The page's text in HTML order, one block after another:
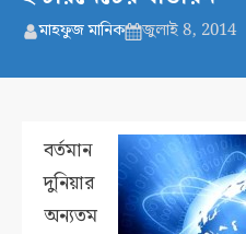
মাহফুজ মানিক জুলাই 8, 2014
বর্তমান
দুনিয়ার
অন্যতম